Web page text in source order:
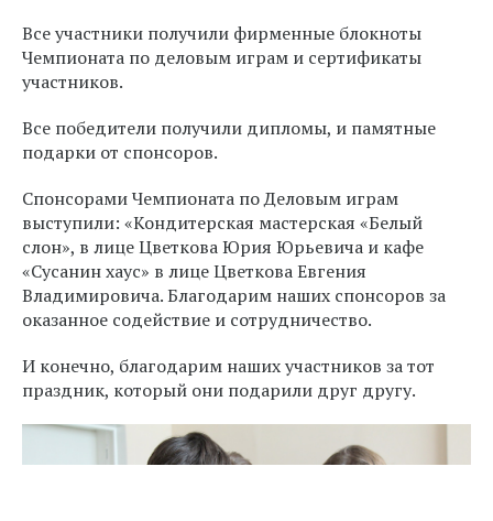
Все участники получили фирменные блокноты
Чемпионата по деловым играм и сертификаты
участников.
Все победители получили дипломы, и памятные
подарки от спонсоров.
Спонсорами Чемпионата по Деловым играм
выступили: «Кондитерская мастерская «Белый
слон», в лице Цветкова Юрия Юрьевича и кафе
«Сусанин хаус» в лице Цветкова Евгения
Владимировича. Благодарим наших спонсоров за
оказанное содействие и сотрудничество.
И конечно, благодарим наших участников за тот
праздник, который они подарили друг другу.